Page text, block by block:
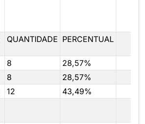
QUANTIDADE PERCENTUAL
8
28,57%
8
28,57%
12
43,49%